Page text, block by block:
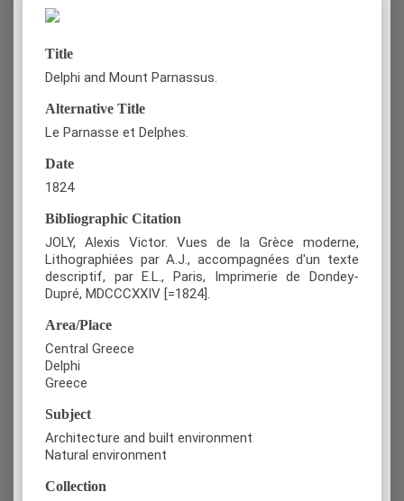
Title
Delphi and Mount Parnassus.
Alternative Title
Le Parnasse et Delphes.
Date
1824
Bibliographic Citation
JOLY, Alexis Victor. Vues de la Grèce moderne,
Lithographiées par A.J., accompagnées d'un texte
descriptif, par E.L., Paris, Imprimerie de Dondey-
Dupré, MDCCCXXIV [=1824].
Area/Place
Central Greece
Delphi
Greece
Subject
Architecture and built environment
Natural environment
Collection